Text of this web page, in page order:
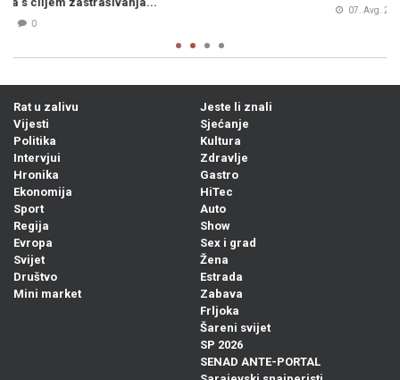
07. Avg. 2026
Rat u zalivu
Vijesti
Politika
Intervjui
Hronika
Ekonomija
Sport
Regija
Evropa
Svijet
Društvo
Mini market
Jeste li znali
Sjećanje
Kultura
Zdravlje
Gastro
HiTec
Auto
Show
Sex i grad
Žena
Estrada
Zabava
Frljoka
Šareni svijet
SP 2026
SENAD ANTE-PORTAL